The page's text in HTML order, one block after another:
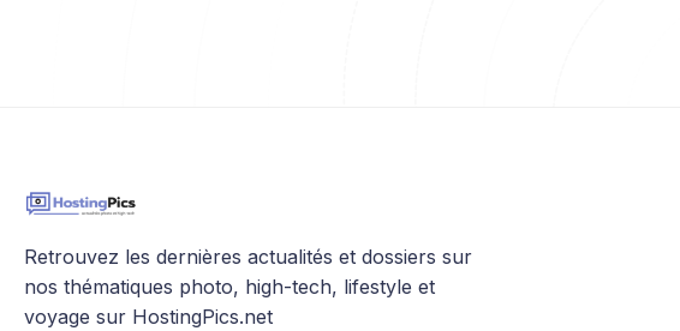
Retrouvez les dernières actualités et dossiers sur
nos thématiques photo, high-tech, lifestyle et
voyage sur HostingPics.net